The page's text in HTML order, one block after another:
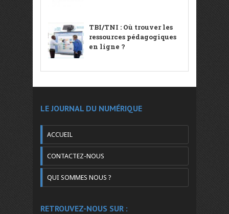
TBI/TNI : Où trouver les
ressources pédagogiques
en ligne ?
LE JOURNAL DU NUMÉRIQUE
ACCUEIL
CONTACTEZ-NOUS
QUI SOMMES NOUS ?
RETROUVEZ-NOUS SUR :